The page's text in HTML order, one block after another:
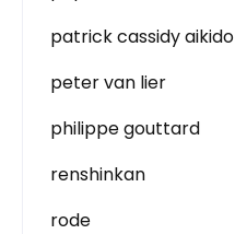
patrick cassidy aikido
peter van lier
philippe gouttard
renshinkan
rode